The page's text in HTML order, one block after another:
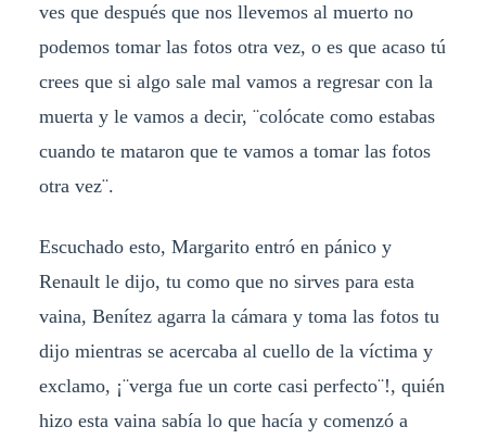
ves que después que nos llevemos al muerto no
podemos tomar las fotos otra vez, o es que acaso tú
crees que si algo sale mal vamos a regresar con la
muerta y le vamos a decir, ¨colócate como estabas
cuando te mataron que te vamos a tomar las fotos
otra vez¨.
Escuchado esto, Margarito entró en pánico y
Renault le dijo, tu como que no sirves para esta
vaina, Benítez agarra la cámara y toma las fotos tu
dijo mientras se acercaba al cuello de la víctima y
exclamo, ¡¨verga fue un corte casi perfecto¨!, quién
hizo esta vaina sabía lo que hacía y comenzó a